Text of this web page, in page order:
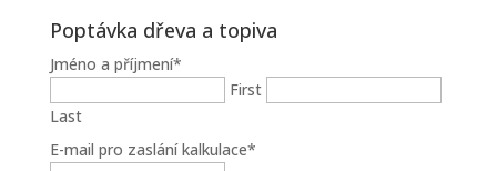
Poptávka dřeva a topiva
Jméno a příjmení*
First
Last
E-mail pro zaslání kalkulace*